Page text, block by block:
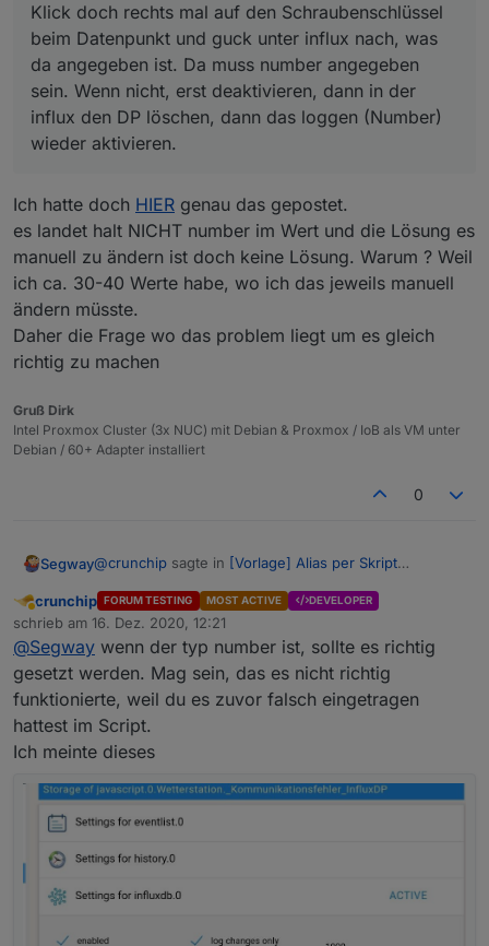
Klick doch rechts mal auf den Schraubenschlüssel
beim Datenpunkt und guck unter influx nach, was
da angegeben ist. Da muss number angegeben
sein. Wenn nicht, erst deaktivieren, dann in der
influx den DP löschen, dann das loggen (Number)
wieder aktivieren.
Ich hatte doch HIER genau das gepostet.
es landet halt NICHT number im Wert und die Lösung es
manuell zu ändern ist doch keine Lösung. Warum ? Weil
ich ca. 30-40 Werte habe, wo ich das jeweils manuell
ändern müsste.
Daher die Frage wo das problem liegt um es gleich
richtig zu machen
Gruß Dirk
Intel Proxmox Cluster (3x NUC) mit Debian & Proxmox / IoB als VM unter
Debian / 60+ Adapter installiert
0
Segway@crunchip sagte in [Vorlage] Alias per Skript
@Segwaywenn 1 und 0 im Datenpunkt
geschrieben wird, passt es doch.
Klick doch rechts mal auf den
Schraubenschlüssel beim Datenpunkt und guck
unter influx nach, was da angegeben ist. Da
muss number angegeben sein. Wenn nicht, erst
deaktivieren, dann in der influx den DP löschen,
Ich hatte doch HIER
genau das gepostet.
es landet halt NICHT number im Wert und die Lösung
es manuell zu ändern ist doch keine Lösung. Warum ?
Weil ich ca. 30-40 Werte habe, wo ich das jeweils
manuell ändern müsste.
richtig zu machen
Abwesend
crunchip FORUM TESTING MOST ACTIVE DEVELOPER
schrieb am 16. Dez. 2020, 12:21
zuletzt editiert von
@Segway wenn der typ number ist, sollte es richtig
gesetzt werden. Mag sein, das es nicht richtig
funktionierte, weil du es zuvor falsch eingetragen
hattest im Script.
Ich meinte dieses